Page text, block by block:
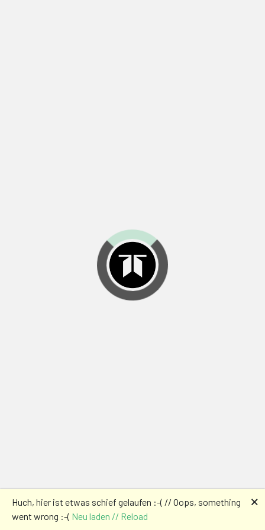
Huch, hier ist etwas schief gelaufen :-( // Oops, something
went wrong :-( Neu laden // Reload
🗙